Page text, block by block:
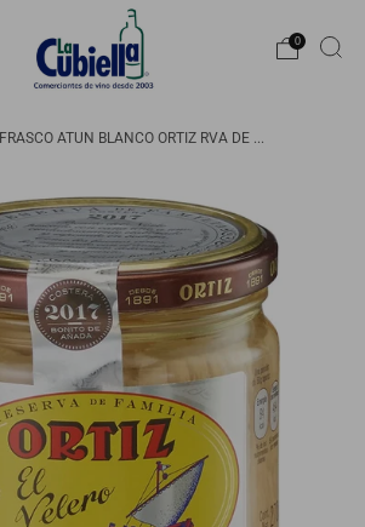
0
FRASCO ATUN BLANCO ORTIZ RVA DE ...